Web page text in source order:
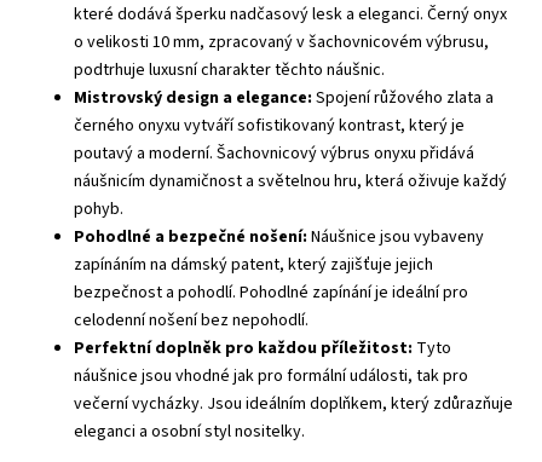
které dodává šperku nadčasový lesk a eleganci. Černý onyx
o velikosti 10 mm, zpracovaný v šachovnicovém výbrusu,
podtrhuje luxusní charakter těchto náušnic.
Mistrovský design a elegance: Spojení růžového zlata a
černého onyxu vytváří sofistikovaný kontrast, který je
poutavý a moderní. Šachovnicový výbrus onyxu přidává
náušnicím dynamičnost a světelnou hru, která oživuje každý
pohyb.
Pohodlné a bezpečné nošení: Náušnice jsou vybaveny
zapínáním na dámský patent, který zajišťuje jejich
bezpečnost a pohodlí. Pohodlné zapínání je ideální pro
celodenní nošení bez nepohodlí.
Perfektní doplněk pro každou příležitost: Tyto
náušnice jsou vhodné jak pro formální události, tak pro
večerní vycházky. Jsou ideálním doplňkem, který zdůrazňuje
eleganci a osobní styl nositelky.